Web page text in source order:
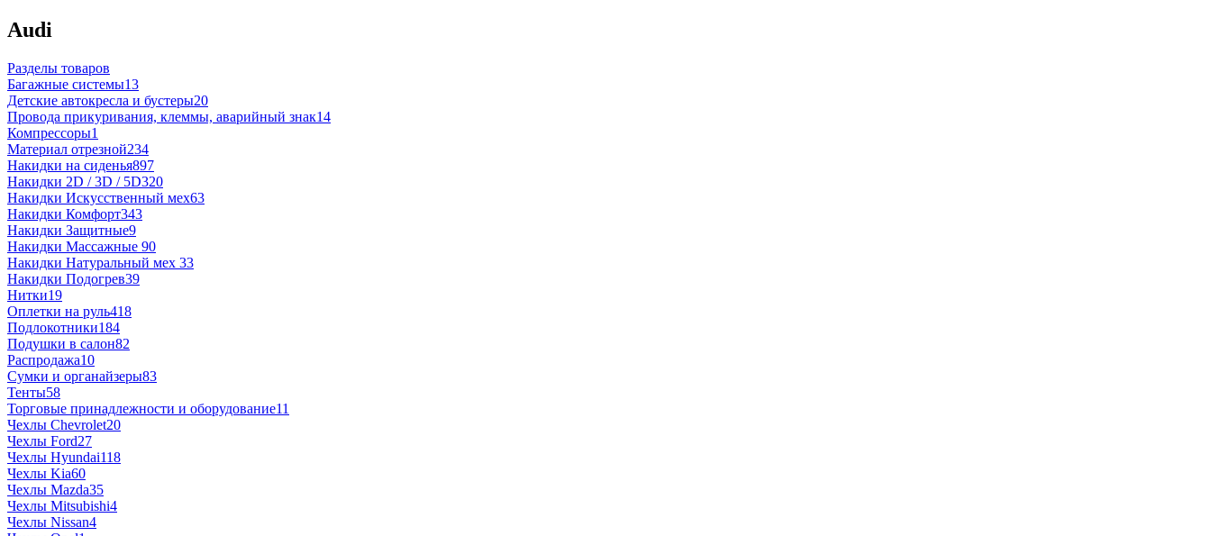
Audi
Разделы товаров
Багажные системы13
Детские автокресла и бустеры20
Провода прикуривания, клеммы, аварийный знак14
Компрессоры1
Материал отрезной234
Накидки на сиденья897
Накидки 2D / 3D / 5D320
Накидки Искусственный мех63
Накидки Комфорт343
Накидки Защитные9
Накидки Массажные 90
Накидки Натуральный мех 33
Накидки Подогрев39
Нитки19
Оплетки на руль418
Подлокотники184
Подушки в салон82
Распродажа10
Сумки и органайзеры83
Тенты58
Торговые принадлежности и оборудование11
Чехлы Chevrolet20
Чехлы Ford27
Чехлы Hyundai118
Чехлы Kia60
Чехлы Mazda35
Чехлы Mitsubishi4
Чехлы Nissan4